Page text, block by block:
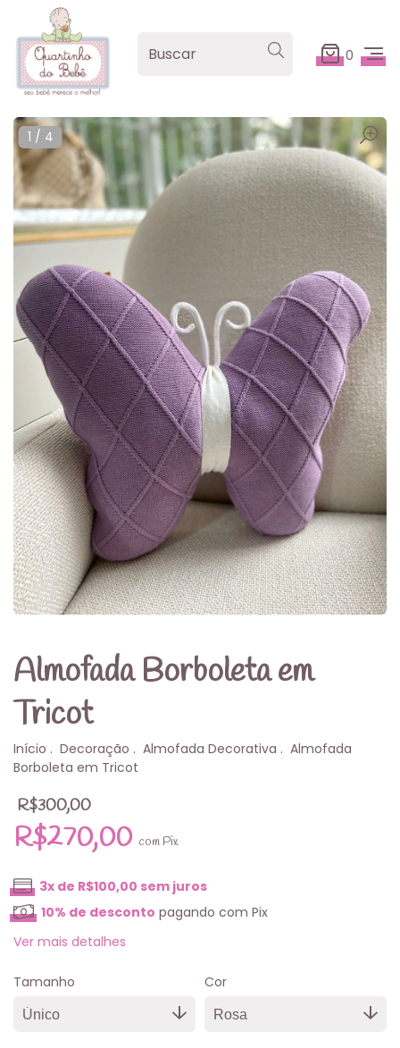
0
Almofada Borboleta em
Tricot
Início . Decoração . Almofada Decorativa . Almofada
Borboleta em Tricot
R$300,00
R$270,00 com Pix
3x de R$100,00 sem juros
10% de desconto pagando com Pix
Ver mais detalhes
Tamanho Cor
1 / 4